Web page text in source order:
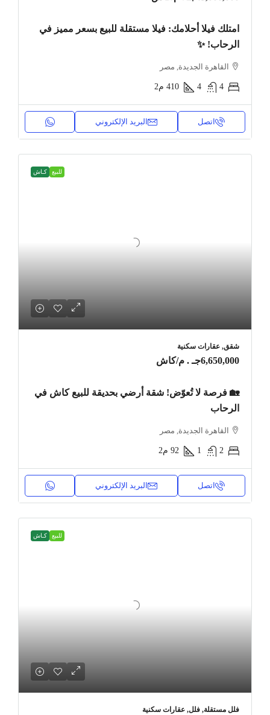
امتلك فيلا أحلامك: فيلا مستقلة للبيع بسعر مميز في
الرحاب! ✨
القاهرة الجديدة, مصر
4
4
410 م2
اتصل البريد الإلكتروني
للبيع كـاش
شقق, عقارات سكنية
6,650,000جـ . م /كاش
🏡 فرصة لا تُعوّض! شقة أرضي بحديقة للبيع كاش في
الرحاب
القاهرة الجديدة, مصر
2
1
92 م2
اتصل البريد الإلكتروني
للبيع كـاش
فلل مستقلة, فلل, عقارات سكنية